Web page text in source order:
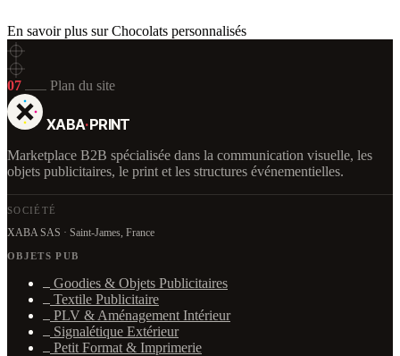
En savoir plus sur Chocolats personnalisés
07 Plan du site
XABA·PRINT
Marketplace B2B spécialisée dans la communication visuelle, les
objets publicitaires, le print et les structures événementielles.
SOCIÉTÉ
XABA SAS · Saint-James, France
OBJETS PUB
Goodies & Objets Publicitaires
Textile Publicitaire
PLV & Aménagement Intérieur
Signalétique Extérieur
Petit Format & Imprimerie